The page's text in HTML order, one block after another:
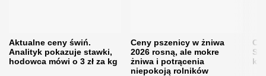
Aktualne ceny świń.
Analityk pokazuje stawki,
hodowca mówi o 3 zł za kg
Ceny pszenicy w żniwa
2026 rosną, ale mokre
żniwa i potrącenia
niepokoją rolników